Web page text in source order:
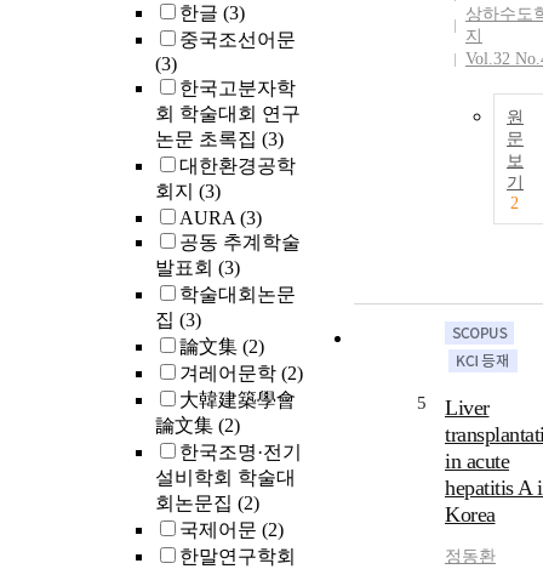
한글 (3)
중국조선어문
(3)
한국고분자학
회 학술대회 연구
논문 초록집 (3)
대한환경공학
회지 (3)
AURA(3)
공동 추계학술
발표회 (3)
학술대회논문
집 (3)
論文集 (2)
겨레어문학 (2)
大韓建築學會
論文集 (2)
한국조명·전기
설비학회 학술대
회논문집 (2)
국제어문 (2)
한말연구학회
상하수도
지
Vol.32
원
문
보
기
2
5
Liver
in acute
hepatitis A
Korea
정동환